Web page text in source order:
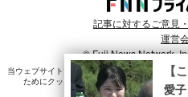
記事に対するご意見
運営
© Fuji News Network,
当ウェブサイトでは、ユーザのニーズ・興味・関
ためにクッキーを使⽤しています。詳細は、
【
愛